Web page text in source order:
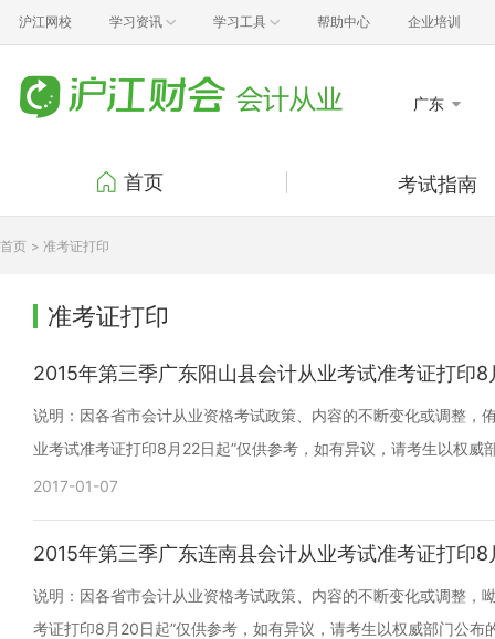
沪江网校 学习资讯 学习工具 帮助中心 企业培训
广东
首页 考试指南
首页 > 准考证打印
准考证打印
2015年第三季广东阳山县会计从业考试准考证打印
说明：因各省市会计从业资格考试政策、内容的不断变化或调整，
业考试准考证打印8月22日起”仅供参考，如有异议，请考生以权威
2017-01-07
2015年第三季广东连南县会计从业考试准考证打印
说明：因各省市会计从业资格考试政策、内容的不断变化或调整，
考证打印8月20日起”仅供参考，如有异议，请考生以权威部门公布